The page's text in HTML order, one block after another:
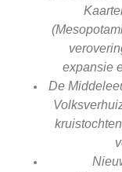
expansie
De